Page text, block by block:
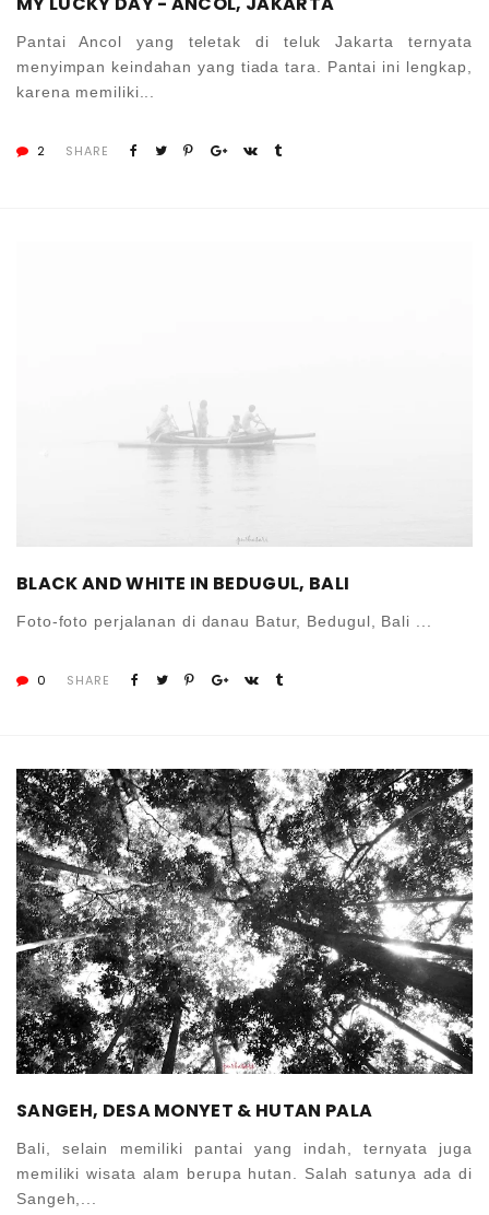
Pantai Ancol yang teletak di teluk Jakarta ternyata
menyimpan keindahan yang tiada tara. Pantai ini lengkap,
karena memiliki...
2 SHARE
BLACK AND WHITE IN BEDUGUL, BALI
Foto-foto perjalanan di danau Batur, Bedugul, Bali ...
0 SHARE
SANGEH, DESA MONYET & HUTAN PALA
Bali, selain memiliki pantai yang indah, ternyata juga
memiliki wisata alam berupa hutan. Salah satunya ada di
Sangeh,...